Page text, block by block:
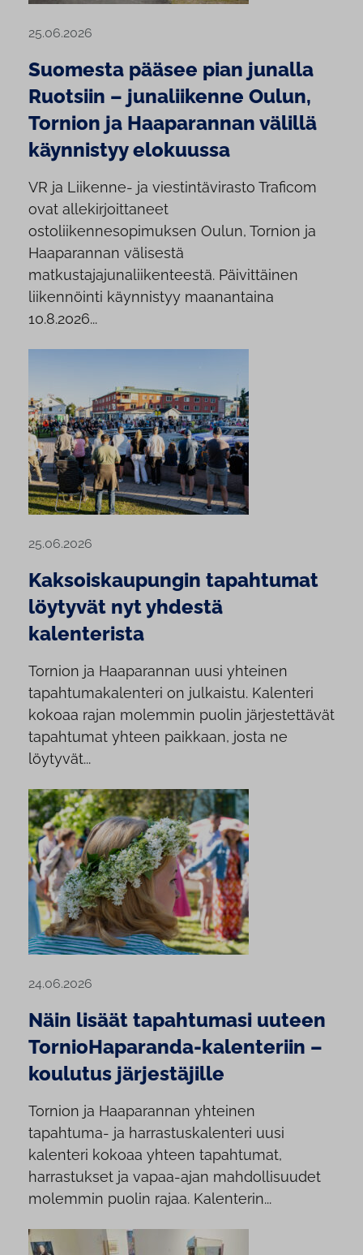
25.06.2026
Suomesta pääsee pian junalla
Ruotsiin – junaliikenne Oulun,
Tornion ja Haaparannan välillä
käynnistyy elokuussa
VR ja Liikenne- ja viestintävirasto Traficom
ovat allekirjoittaneet
ostoliikennesopimuksen Oulun, Tornion ja
Haaparannan välisestä
matkustajajunaliikenteestä. Päivittäinen
liikennöinti käynnistyy maanantaina
10.8.2026...
25.06.2026
Kaksoiskaupungin tapahtumat
löytyvät nyt yhdestä
kalenterista
Tornion ja Haaparannan uusi yhteinen
tapahtumakalenteri on julkaistu. Kalenteri
kokoaa rajan molemmin puolin järjestettävät
tapahtumat yhteen paikkaan, josta ne
löytyvät...
24.06.2026
Näin lisäät tapahtumasi uuteen
TornioHaparanda-kalenteriin –
koulutus järjestäjille
Tornion ja Haaparannan yhteinen
tapahtuma- ja harrastuskalenteri uusi
kalenteri kokoaa yhteen tapahtumat,
harrastukset ja vapaa-ajan mahdollisuudet
molemmin puolin rajaa. Kalenterin...